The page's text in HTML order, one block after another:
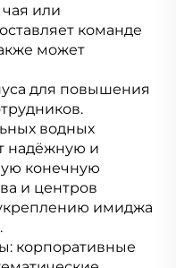
или
команде
может
для повышения
водных
надёжную и
конечную
и центров
имиджа
корпоративные